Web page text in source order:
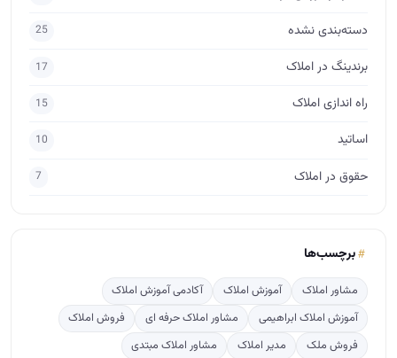
دسته‌بندی نشده 25
برندینگ در املاک 17
راه اندازی املاک 15
اساتید 10
حقوق در املاک 7
برچسب‌ها
مشاور املاک آموزش املاک
آکادمی آموزش املاک
آموزش املاک ابراهیمی
مشاور املاک حرفه ای
فروش املاک
فروش ملک
مدیر املاک
مشاور املاک مبتدی